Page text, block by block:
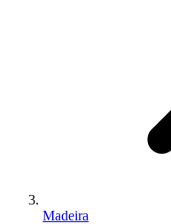
Madeira